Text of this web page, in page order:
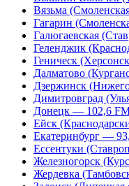
Вязьма
Гагарин
Галюгаевская
Геленджик
Геническ
Далматово
Дзержинск
Димитровград
Донецк — 102,6
Ейск
Екатеринбург —
Ессентуки
Железногорск
Жердевка